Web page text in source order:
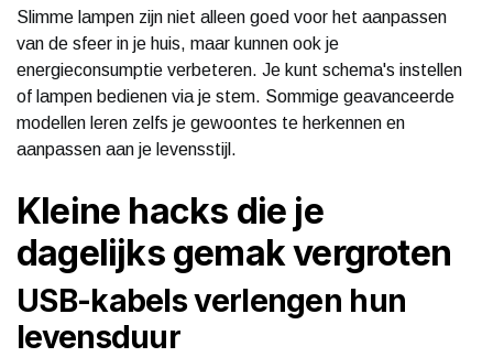
Slimme lampen zijn niet alleen goed voor het aanpassen
van de sfeer in je huis, maar kunnen ook je
energieconsumptie verbeteren. Je kunt schema's instellen
of lampen bedienen via je stem. Sommige geavanceerde
modellen leren zelfs je gewoontes te herkennen en
aanpassen aan je levensstijl.
Kleine hacks die je
dagelijks gemak vergroten
USB-kabels verlengen hun
levensduur